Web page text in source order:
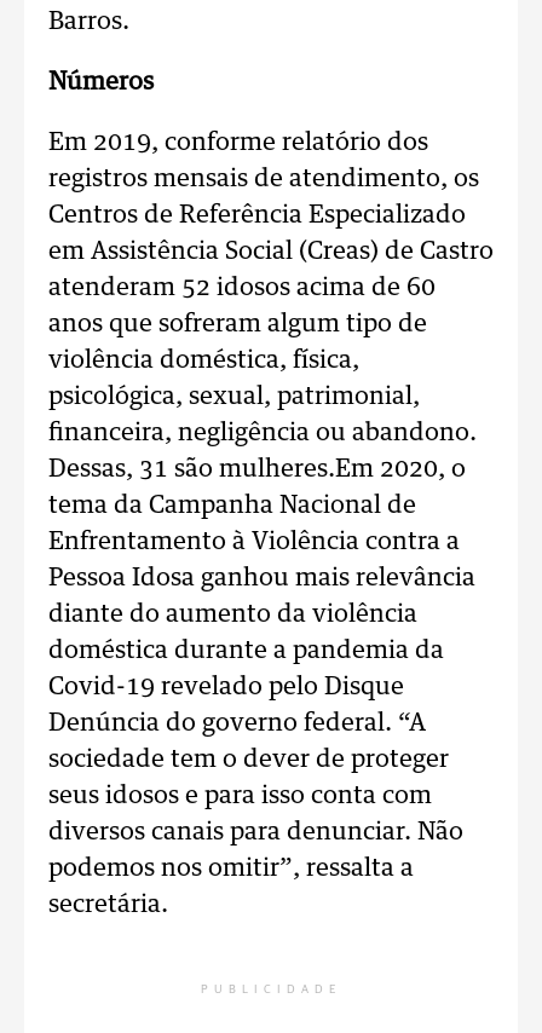
Barros.
Números
Em 2019, conforme relatório dos
registros mensais de atendimento, os
Centros de Referência Especializado
em Assistência Social (Creas) de Castro
atenderam 52 idosos acima de 60
anos que sofreram algum tipo de
violência doméstica, física,
psicológica, sexual, patrimonial,
financeira, negligência ou abandono.
Dessas, 31 são mulheres.Em 2020, o
tema da Campanha Nacional de
Enfrentamento à Violência contra a
Pessoa Idosa ganhou mais relevância
diante do aumento da violência
doméstica durante a pandemia da
Covid-19 revelado pelo Disque
Denúncia do governo federal. “A
sociedade tem o dever de proteger
seus idosos e para isso conta com
diversos canais para denunciar. Não
podemos nos omitir”, ressalta a
secretária.
PUBLICIDADE